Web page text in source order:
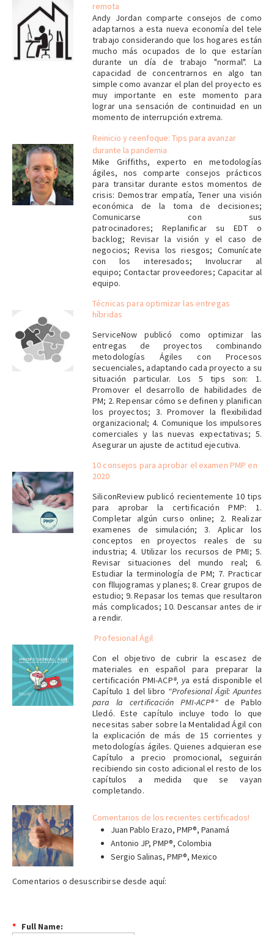
remota
Andy Jordan comparte consejos de como
adaptarnos a esta nueva economía del tele
trabajo considerando que los hogares están
mucho más ocupados de lo que estarían
durante un día de trabajo "normal". La
capacidad de concentrarnos en algo tan
simple como avanzar el plan del proyecto es
muy importante en este momento para
lograr una sensación de continuidad en un
momento de interrupción extrema.
Reinicio y reenfoque: Tips para avanzar
durante la pandemia
Mike Griffiths, experto en metodologías
ágiles, nos comparte consejos prácticos
para transitar durante estos momentos de
crisis: Demostrar empatía, Tener una visión
económica de la toma de decisiones;
Comunicarse con sus
patrocinadores; Replanificar su EDT o
backlog; Revisar la visión y el caso de
negocios; Revisa los riesgos; Comunícate
con los interesados; Involucrar al
equipo; Contactar proveedores; Capacitar al
equipo.
Técnicas para optimizar las entregas
híbridas
ServiceNow publicó como optimizar las
entregas de proyectos combinando
metodologías Ágiles con Procesos
secuenciales, adaptando cada proyecto a su
situación particular. Los 5 tips son: 1.
Promover el desarrollo de habilidades de
PM; 2. Repensar cómo se definen y planifican
los proyectos; 3. Promover la flexibilidad
organizacional; 4. Comunique los impulsores
comerciales y las nuevas expectativas; 5.
Asegurar un ajuste de actitud ejecutiva.
10 consejos para aprobar el examen PMP en
2020
SiliconReview publicó recientemente 10 tips
para aprobar la certificación PMP: 1.
Completar algún curso online; 2. Realizar
examenes de simulación; 3. Aplicar los
conceptos en proyectos reales de su
industria; 4. Utilizar los recursos de PMI; 5.
Revisar situaciones del mundo real; 6.
Estudiar la terminología de PM; 7. Practicar
con fllujogramas y planes; 8. Crear grupos de
estudio; 9. Repasar los temas que resultaron
más complicados; 10. Descansar antes de ir
a rendir.
Profesional Ágil
Con el objetivo de cubrir la escasez de
materiales en español para preparar la
certificación PMI-ACP®, ya está disponible el
Capítulo 1 del libro "Profesional Ágil: Apuntes
para la certificación PMI-ACP®"de Pablo
Lledó. Este capítulo incluye todo lo que
necesitas saber sobre la Mentalidad Ágil con
la explicación de más de 15 corrientes y
metodologías ágiles. Quienes adquieran ese
Capítulo a precio promocional, seguirán
recibiendo sin costo adicional el resto de los
capítulos a medida que se vayan
completando.
Comentarios de los recientes certificados!
Juan Pablo Erazo, PMP®, Panamá
Antonio JP, PMP®, Colombia
Sergio Salinas, PMP®, Mexico
Comentarios o desuscribirse desde aquí:
* Full Name: